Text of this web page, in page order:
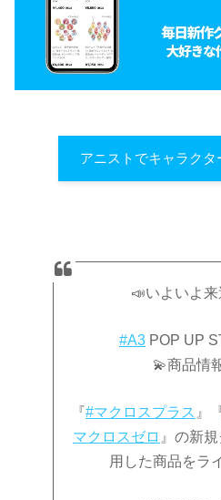
アニストでキャラクタ
📣いよいよ来
#A3POP UP
💫商品情
『#マクロスプラス 』
マクロスゼロ 』の新
用した商品をラ